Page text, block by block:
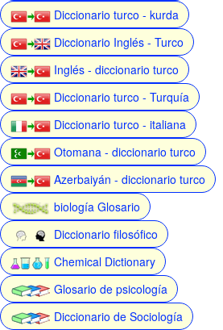
Diccionario turco - kurda
Diccionario Inglés - Turco
Inglés - diccionario turco
Diccionario turco - Turquía
Diccionario turco - italiana
Otomana - diccionario turco
Azerbaiyán - diccionario turco
biología Glosario
Diccionario filosófico
Chemical Dictionary
Glosario de psicología
Diccionario de Sociología